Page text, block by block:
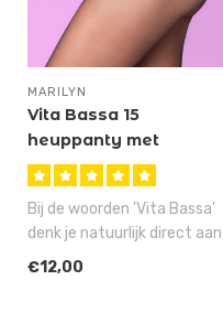
MARILYN
Vita Bassa 15
heuppanty met
plakrand
Bij de woorden 'Vita Bassa'
denk je natuurlijk direct aan
de hit van de Italiaan..
€12,00